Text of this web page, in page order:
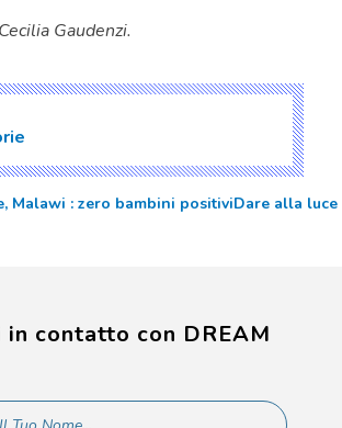
Gaudenzi.
Malawi : zero bambini positiviDare alla luce
contatto con DREAM